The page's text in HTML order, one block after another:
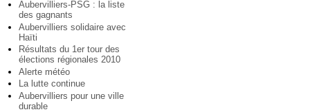
Aubervilliers-PSG : la liste
des gagnants
Aubervilliers solidaire avec
Haïti
Résultats du 1er tour des
élections régionales 2010
Alerte météo
La lutte continue
Aubervilliers pour une ville
durable